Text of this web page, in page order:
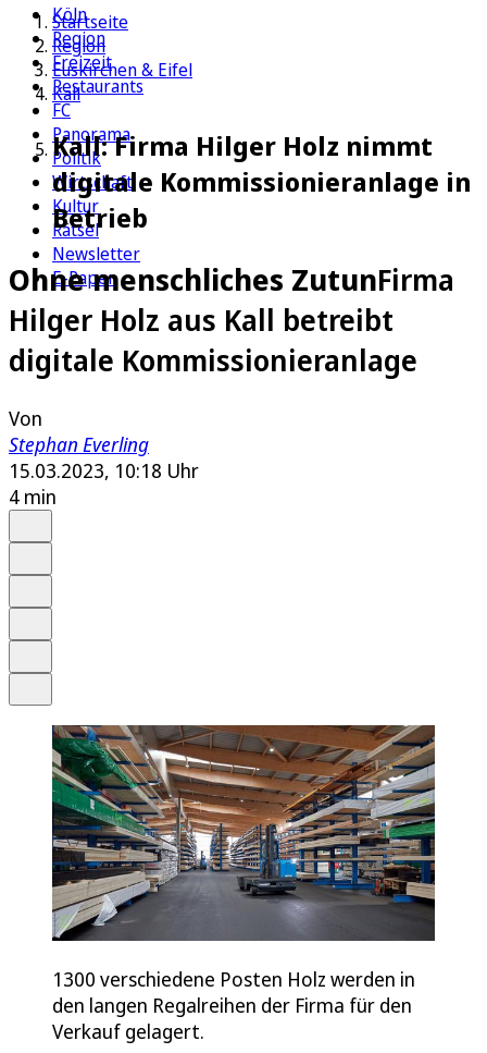
Köln
Region
Freizeit
Restaurants
FC
Panorama
Politik
Wirtschaft
Kultur
Rätsel
Newsletter
E-Paper
Startseite
Region
Euskirchen & Eifel
Kall
Kall: Firma Hilger Holz nimmt
digitale Kommissionieranlage in
Betrieb
Ohne menschliches ZutunFirma
Hilger Holz aus Kall betreibt
digitale Kommissionieranlage
Von
Stephan Everling
15.03.2023, 10:18 Uhr
4 min
1300 verschiedene Posten Holz werden in
den langen Regalreihen der Firma für den
Verkauf gelagert.